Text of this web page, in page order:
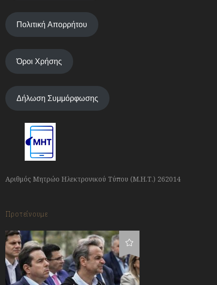
Πολιτική Απορρήτου
Όροι Χρήσης
Δήλωση Συμμόρφωσης
Αριθμός Μητρώο Ηλεκτρονικού Τύπου (Μ.Η.Τ.) 262014
Προτείνουμε